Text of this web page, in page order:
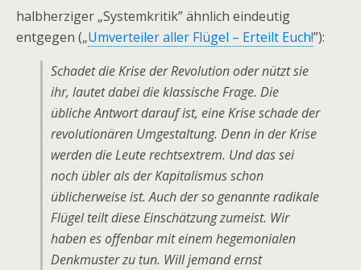
halbherziger „Systemkritik” ähnlich eindeutig
entgegen („Umverteiler aller Flügel – Erteilt Euch!”):
Schadet die Krise der Revolution oder nützt sie
ihr, lautet dabei die klassische Frage. Die
übliche Antwort darauf ist, eine Krise schade der
revolutionären Umgestaltung. Denn in der Krise
werden die Leute rechtsextrem. Und das sei
noch übler als der Kapitalismus schon
üblicherweise ist. Auch der so genannte radikale
Flügel teilt diese Einschätzung zumeist. Wir
haben es offenbar mit einem hegemonialen
Denkmuster zu tun. Will jemand ernst